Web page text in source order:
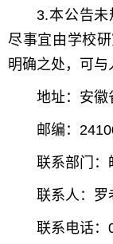
3.本公告
尽事宜由学校
明确之处，可与
地址：安徽
邮编：
联系部门：
联系人：罗
联系电话：